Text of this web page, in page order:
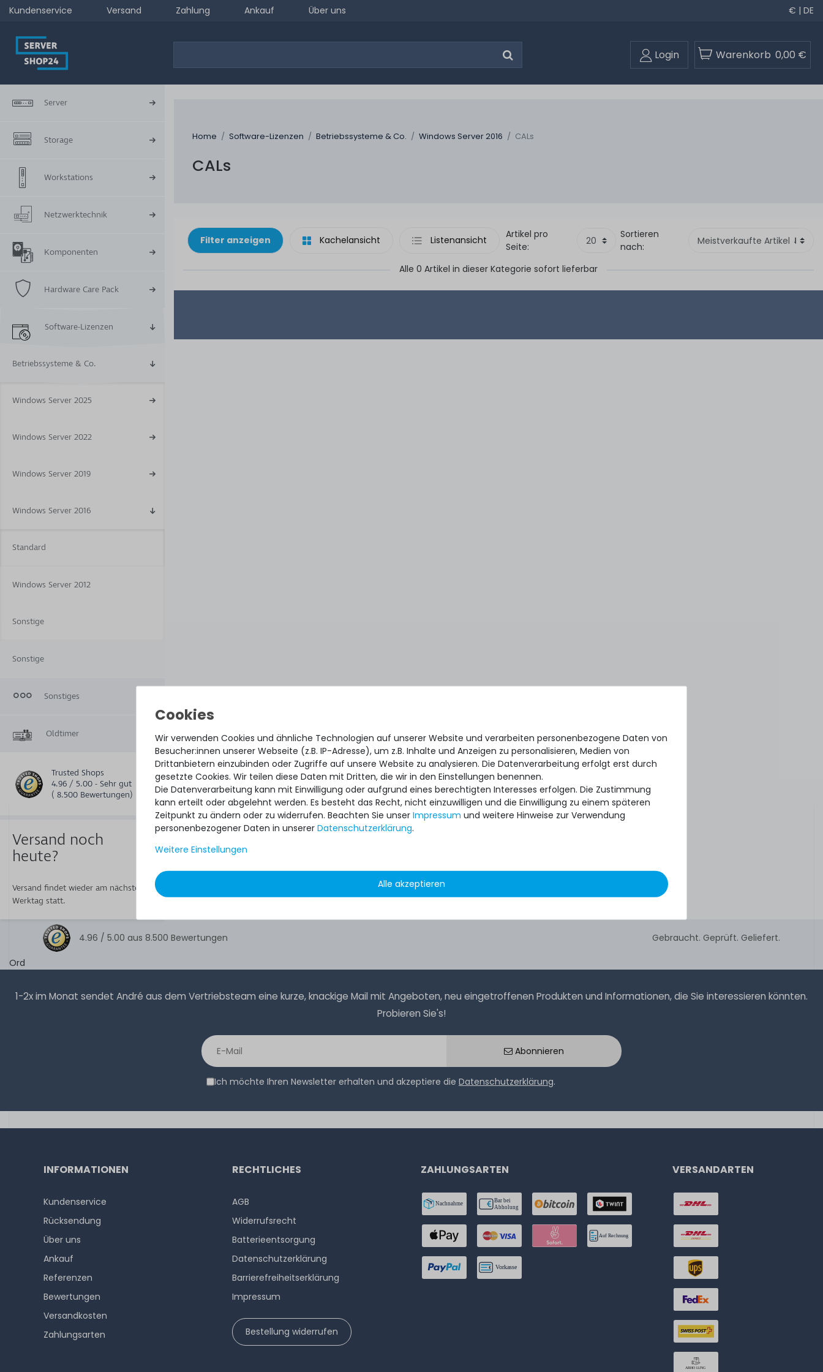
Kundenservice Versand Zahlung Ankauf Über uns € | DE
Login Warenkorb 0,00 €
Server
Storage
Workstations
Netzwerktechnik
Komponenten
Hardware Care Pack
Software-Lizenzen
Betriebssysteme & Co.
Windows Server 2025
Windows Server 2022
Windows Server 2019
Windows Server 2016
Standard
Windows Server 2012
Sonstige
Sonstige
Sonstiges
Oldtimer
Trusted Shops
4.96 / 5.00 - Sehr gut
( 8.500 Bewertungen)
Versand noch
heute?
Versand findet wieder am nächsten
Werktag statt.
Home Software-Lizenzen Betriebssysteme & Co. Windows Server 2016 CALs
CALs
Filter anzeigen Kachelansicht Listenansicht
Artikel pro
Seite:
Sortieren
nach:
Alle 0 Artikel in dieser Kategorie sofort lieferbar
4.96 / 5.00 aus 8.500 Bewertungen Gebraucht. Geprüft. Geliefert.
Ord
1-2x im Monat sendet André aus dem Vertriebsteam eine kurze, knackige Mail mit Angeboten, neu eingetroffenen Produkten und Informationen, die Sie interessieren könnten.
Probieren Sie's!
Abonnieren
Ich möchte Ihren Newsletter erhalten und akzeptiere die Datenschutzerklärung.
Wir verwenden Cookies und ähnliche Technologien auf unserer Website und verarbeiten personenbezogene Daten von
Besucher:innen unserer Webseite (z.B. IP-Adresse), um z.B. Inhalte und Anzeigen zu personalisieren, Medien von
Drittanbietern einzubinden oder Zugriffe auf unsere Website zu analysieren. Die Datenverarbeitung erfolgt erst durch
gesetzte Cookies. Wir teilen diese Daten mit Dritten, die wir in den Einstellungen benennen.
Die Datenverarbeitung kann mit Einwilligung oder aufgrund eines berechtigten Interesses erfolgen. Die Zustimmung
kann erteilt oder abgelehnt werden. Es besteht das Recht, nicht einzuwilligen und die Einwilligung zu einem späteren
Zeitpunkt zu ändern oder zu widerrufen. Beachten Sie unser Impressum und weitere Hinweise zur Verwendung
personenbezogener Daten in unserer Daten­schutz­erklärung.
Weitere Einstellungen
Alle akzeptieren
INFORMATIONEN
Kundenservice
Rücksendung
Über uns
Ankauf
Referenzen
Bewertungen
Versandkosten
Zahlungsarten
RECHTLICHES
AGB
Widerrufs­recht
Batterieentsorgung
Datenschutzerklärung
Barrierefreiheitserklärung
Impressum
Bestellung widerrufen
ZAHLUNGSARTEN VERSANDARTEN